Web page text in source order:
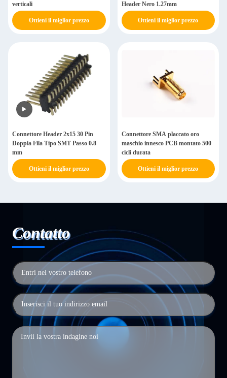
verticali
Ottieni il miglior prezzo
Header Nero 1.27mm
Ottieni il miglior prezzo
Connettore Header 2x15 30 Pin
Doppia Fila Tipo SMT Passo 0.8
mm
Ottieni il miglior prezzo
Connettore SMA placcato oro
maschio innesco PCB montato 500
cicli durata
Ottieni il miglior prezzo
Contatto